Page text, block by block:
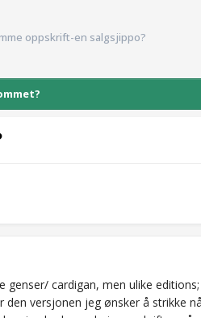
oppskrift-en salgsjippo?
cardigan, men ulike
versjonen jeg ønsker å strikke